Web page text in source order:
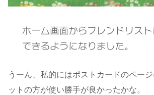
うーん、私的にはポストカードのペー
ットの方が使い勝手が良かったかな。